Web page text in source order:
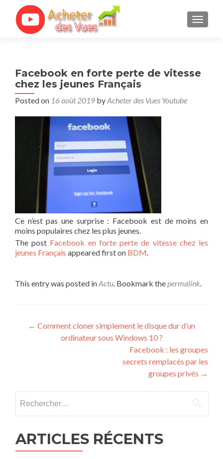
Facebook en forte perte de vitesse
chez les jeunes Français
Posted on 16 août 2019 byAcheter des Vues Youtube
Ce n’est pas une surprise : Facebook est de moins en
moins populaires chez les plus jeunes.
The post Facebook en forte perte de vitesse chez les
jeunes Français appeared first on BDM.
This entry was posted inActu. Bookmark thepermalink.
Post navigation
← Comment cloner simplement le disque dur d’un
ordinateur sous Windows 10 ?
Facebook : les groupes
secrets remplacés par les
groupes privés →
ARTICLES RÉCENTS